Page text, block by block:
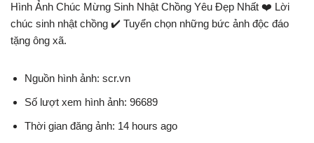
Hình Ảnh Chúc Mừng Sinh Nhật Chồng Yêu Đẹp Nhất ❤️ Lời
chúc sinh nhật chồng ✔️ Tuyển chọn những bức ảnh độc đáo
tặng ông xã.
Nguồn hình ảnh: scr.vn
Số lượt xem hình ảnh: 96689
Thời gian đăng ảnh: 14 hours ago